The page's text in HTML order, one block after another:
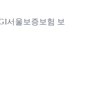
서울보증보험 보